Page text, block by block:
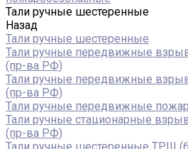
Тали ручные шестеренные
Назад
Тали ручные шестеренные
Тали ручные передвижные
(пр-ва РФ)
Тали ручные передвижные
(пр-ва РФ)
Тали ручные передвижные
Тали ручные стационарные
(пр-ва РФ)